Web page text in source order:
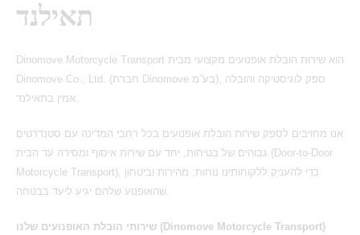
תאילנד
Dinomove Motorcycle Transport הוא שירות הובלת אופנועים מקצועי מבית
Dinomove Co., Ltd. (חברת Dinomove בע”מ), ספק לוגיסטיקה והובלה
אמין בתאילנד.
אנו מחויבים לספק שירות הובלת אופנועים בכל רחבי המדינה עם סטנדרטים
גבוהים של בטיחות, יחד עם שירות איסוף ומסירה עד הבית (Door-to-Door
Motorcycle Transport), כדי להעניק ללקוחותינו נוחות, מהירות וביטחון
שהאופנוע שלהם יגיע ליעד בבטחה.
שירותי הובלת האופנועים שלנו ( Dinomove Motorcycle Transport)